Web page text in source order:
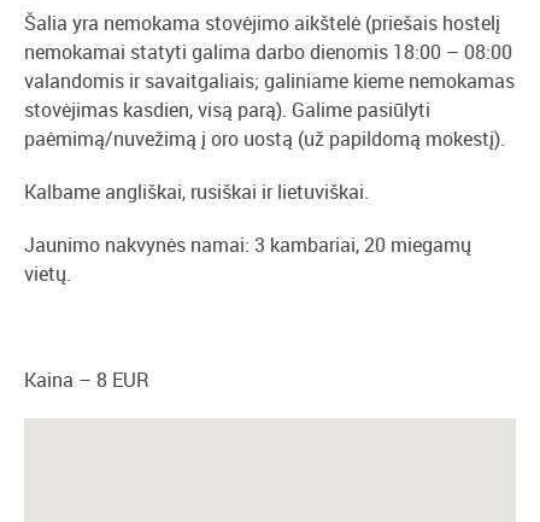
Šalia yra nemokama stovėjimo aikštelė (priešais hostelį
nemokamai statyti galima darbo dienomis 18:00 – 08:00
valandomis ir savaitgaliais; galiniame kieme nemokamas
stovėjimas kasdien, visą parą). Galime pasiūlyti
paėmimą/nuvežimą į oro uostą (už papildomą mokestį).
Kalbame angliškai, rusiškai ir lietuviškai.
Jaunimo nakvynės namai: 3 kambariai, 20 miegamų
vietų.
Kaina – 8 EUR